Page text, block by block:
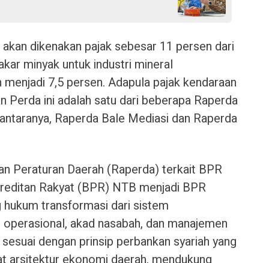
dikenakan pajak sebesar 11 persen dari
minyak untuk industri mineral
7,5 persen. Adapula pajak kendaraan
Perda ini adalah satu dari beberapa Raperda
Raperda Bale Mediasi dan Raperda
Peraturan Daerah (Raperda) terkait BPR
Rakyat (BPR) NTB menjadi BPR
hukum transformasi dari sistem
akad nasabah, dan manajemen
dengan prinsip perbankan syariah yang